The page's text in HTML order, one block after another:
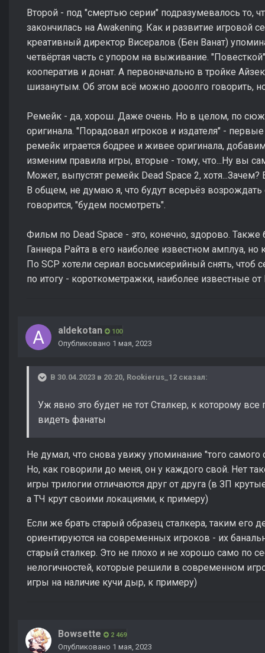
Второй - под "смертью серии" подразумевалось то,
закончилась на Awakening. Как и развитие игровой
креативный директор Висералов (Бен Ванат)
четвёртая часть с упором на выживание.
кооператив и донат. А первоначально в тройке
шизанутым. Об этом всё можно дооолго говорить,
Ремейк - да, хорош. Даже очень. Но в целом, по
оригинала. "Порадовал игроков и издателя" -
ремейк играется бодрее и живее оригинала,
изменим правила игры, вторые - тому, что...Ну вы
Может, выпустят ремейк Dead Space 2, хотя...Зачем?
В общем, не думаю я, что будут всерьёз возрождать
говорится, "будем посмотреть".
Фильм по Dead Space - это, конечно, здорово.
Ганнера Райта в его наиболее известном амплуа, но
По SCP хотели сериал восьмисерийный снять, чтоб
по итогу - короткометражки, наиболее известные от
aldekotan 100
Опубликовано 1 мая, 2023
В 30.04.2023 в 20:20, Rookierus_12 сказал:
Уж явно это будет не тот Сталкер, к которому
видеть фанаты
Не думал, что снова увижу упоминание "того
Но, как говорили до меня, он у каждого свой. Нет
игры трилогии отличаются друг от друга (в ЗП
а ТЧ крут своими локациями, к примеру)
Если же брать старый образец сталкера, таким его
ориентируются на современных игроков - их
старый сталкер. Это не плохо и не хорошо само по
нелогичностей, которые решили в современном
игры на наличие кучи дыр, к примеру)
Bowsette 2 469
Опубликовано 1 мая, 2023